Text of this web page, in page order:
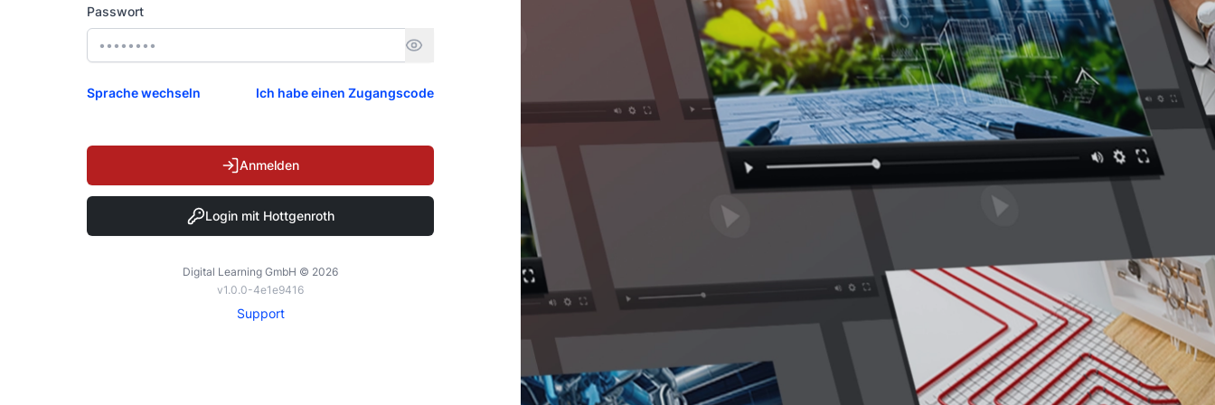
Passwort
Sprache wechseln Ich habe einen Zugangscode
Anmelden
Login mit Hottgenroth
Digital Learning GmbH © 2026
v1.0.0-4e1e9416
Support